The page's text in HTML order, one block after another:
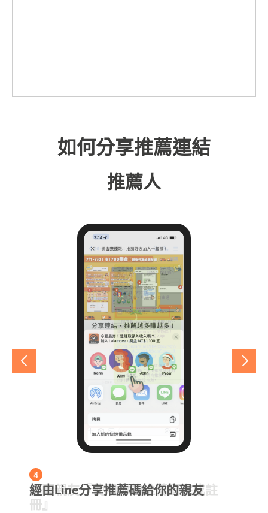
如何分享推薦連結
推薦人
5
提醒親友『使用你的推薦碼完成註
冊』
1
打開APP點選右下『我的帳號』
2
按下『推薦朋友獲得獎勵！』
3
點選『分享推薦碼』
4
經由Line分享推薦碼給你的親友
5
提醒親友『使用你的推薦碼完成註
冊』
1
打開APP點選右下『我的帳號』